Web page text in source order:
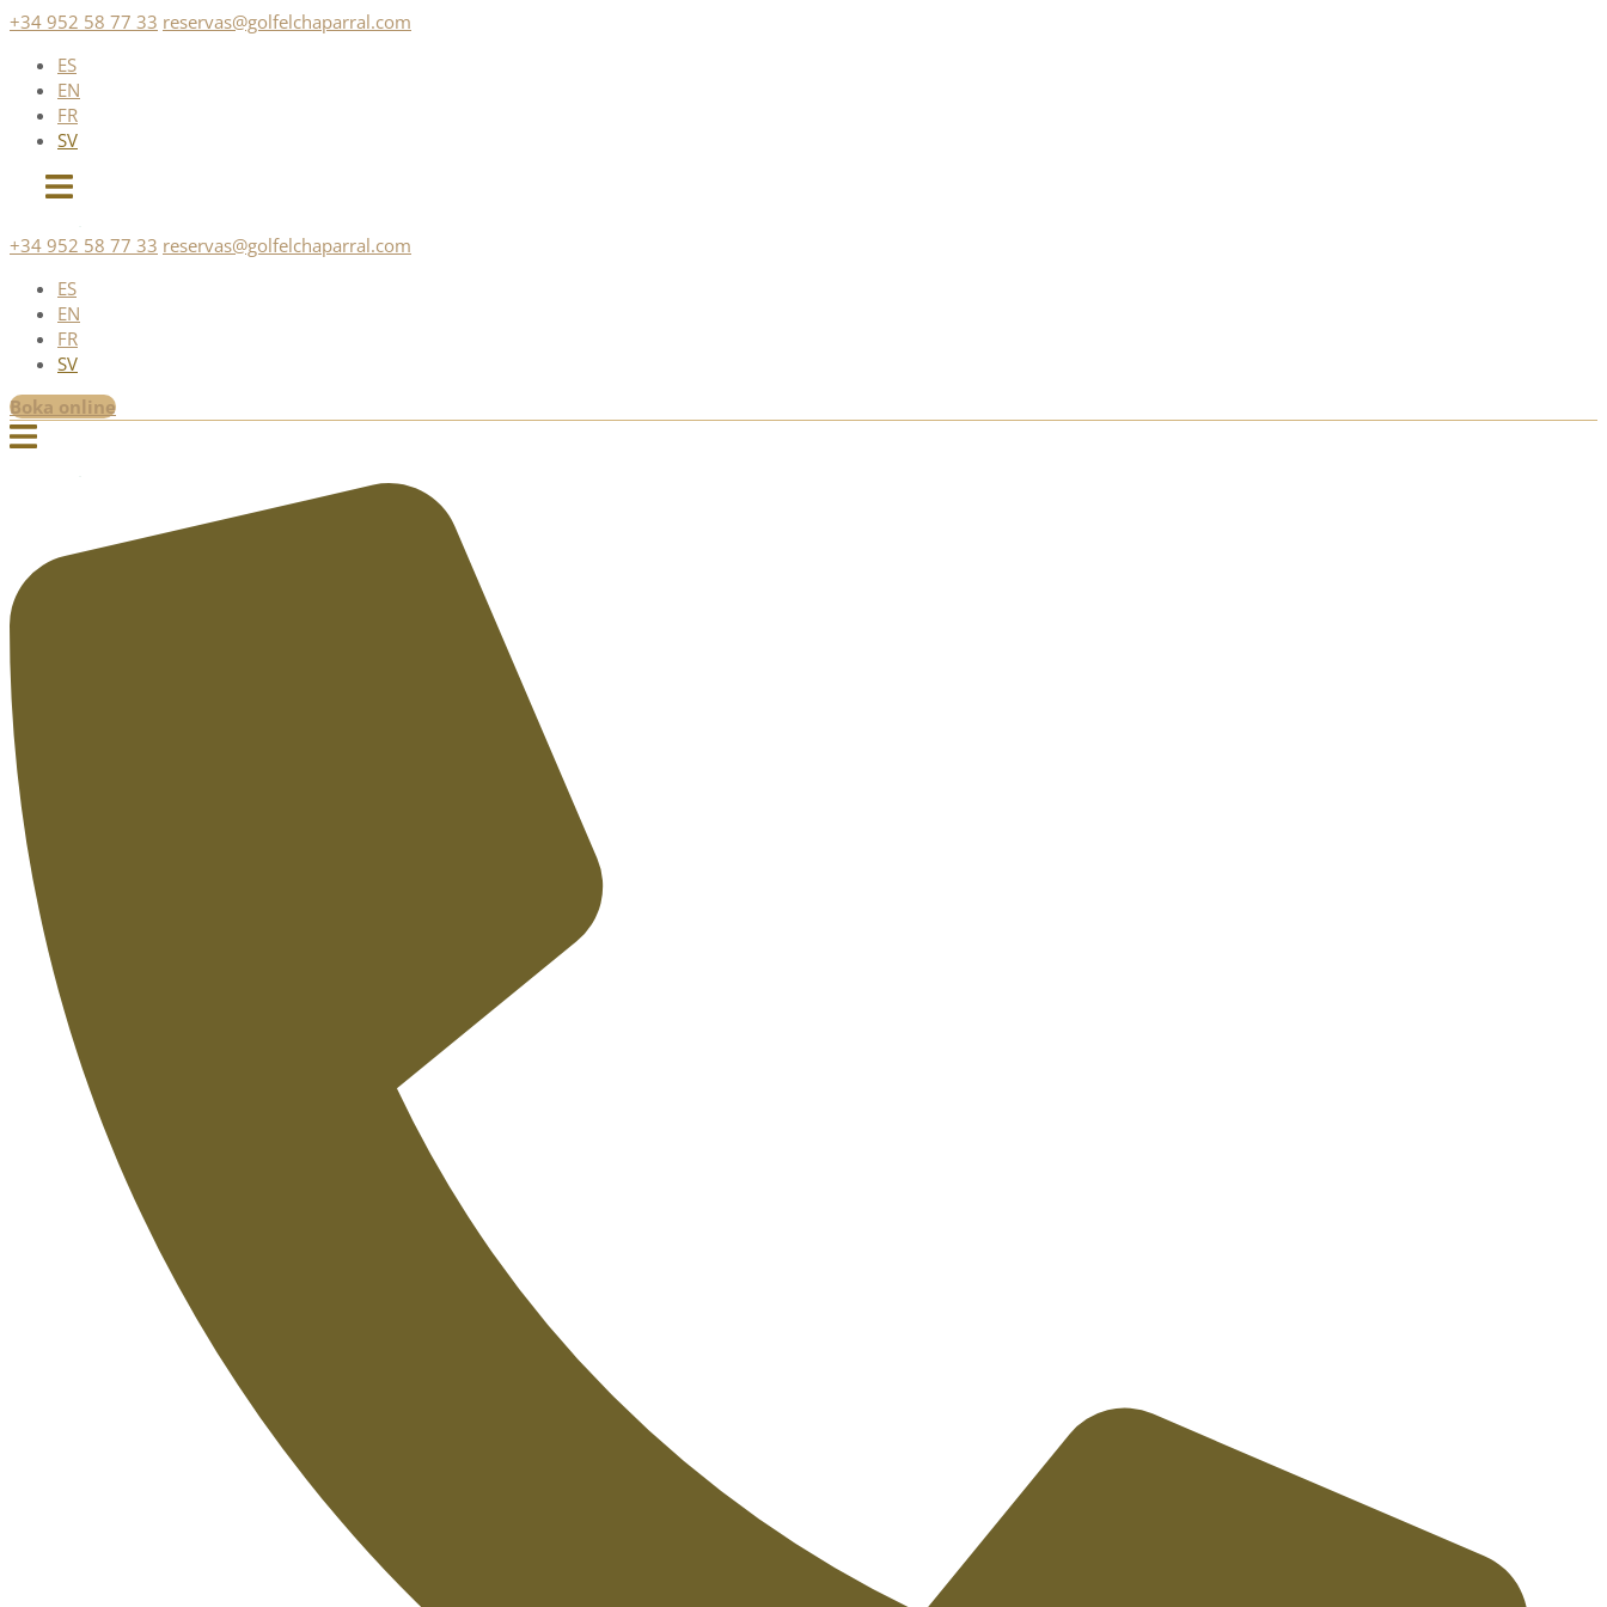
Skip
content
+34 952 58 77 33 reservas@golfelchaparral.com
ES
EN
FR
SV
+34 952 58 77 33 reservas@golfelchaparral.com
ES
EN
FR
SV
Boka online